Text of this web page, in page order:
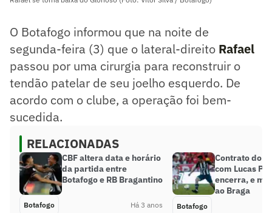
O Botafogo informou que na noite de
segunda-feira (3) que o lateral-direito Rafael
passou por uma cirurgia para reconstruir o
tendão patelar de seu joelho esquerdo. De
acordo com o clube, a operação foi bem-
sucedida.
RELACIONADAS
CBF altera data e horário
da partida entre
Botafogo e RB Bragantino
Botafogo Há 3 anos
Contrato do
com Lucas
encerra, e
ao Braga
Botafogo